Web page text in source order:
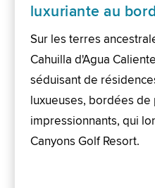
luxuriante au
Sur les terres
Cahuilla d'Agua
séduisant de
luxueuses, bordées de
impressionnants, qui
Canyons Golf Resort.